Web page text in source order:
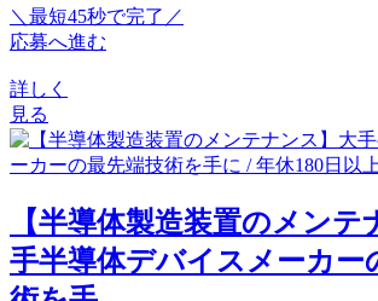
＼最短45秒で完了／
応募へ進む
詳しく
見る
【半導体製造装置のメンテ
手半導体デバイスメーカー